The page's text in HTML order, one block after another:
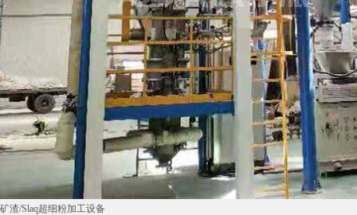
矿渣/Slaq超细粉加工设备